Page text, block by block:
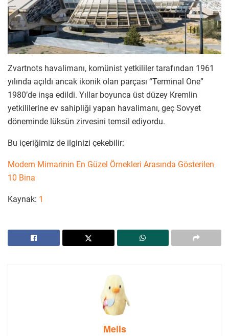
Zvartnots havalimanı, komünist yetkililer tarafından 1961
yılında açıldı ancak ikonik olan parçası “Terminal One”
1980’de inşa edildi. Yıllar boyunca üst düzey Kremlin
yetkililerine ev sahipliği yapan havalimanı, geç Sovyet
döneminde lüksün zirvesini temsil ediyordu.
Bu içeriğimiz de ilginizi çekebilir:
Modern Mimarinin En Güzel Örnekleri Arasında Gösterilen
10 Bina
Kaynak: 1
Melis